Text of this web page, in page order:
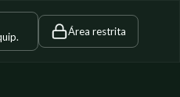
Área restrita